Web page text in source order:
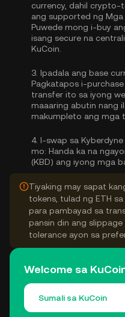
currency, dahil
ang supported ng Mga
Puwede mong i-buy
isang secure na
KuCoin.
3. Ipadala ang base
Pagkatapos i-
transfer ito sa iyong
maaaring abutin nang
makumpleto ang mga
4. I-swap sa
mo: Handa ka na
(KBD) ang iyong mga
Tiyaking may sapat
tokens, tulad ng ETH
para pambayad sa
pansin din ang
tolerance ayon sa
Welcome sa
Sumali sa KuCoin